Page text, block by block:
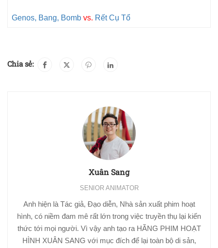
Genos, Bang, Bomb vs. Rết Cụ Tổ
Chia sẻ:
Xuân Sang
SENIOR ANIMATOR
Anh hiện là Tác giả, Đạo diễn, Nhà sản xuất phim hoạt
hình, có niềm đam mê rất lớn trong việc truyền thụ lại kiến
thức tới mọi người. Vì vậy anh tạo ra HÃNG PHIM HOẠT
HÌNH XUÂN SANG với mục đích để lại toàn bộ di sản,